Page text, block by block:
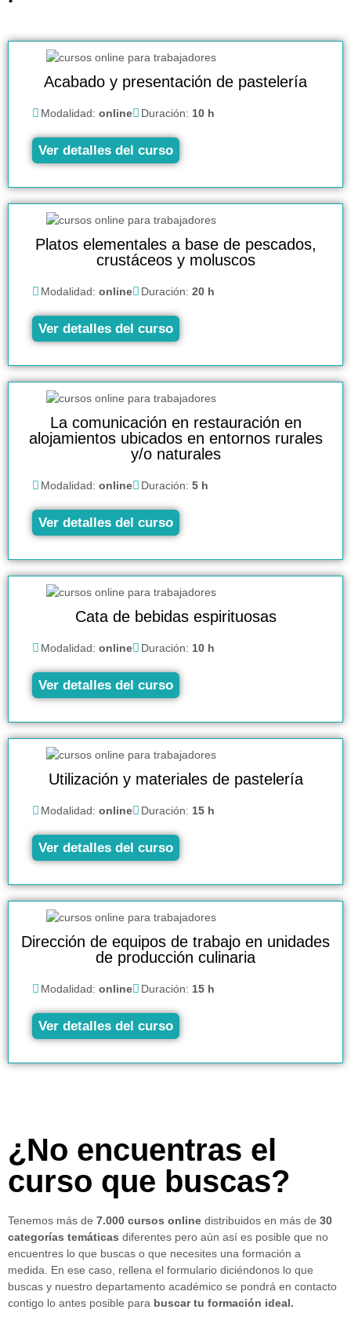
Acabado y presentación de pastelería
Modalidad: online Duración: 10 h
Ver detalles del curso
Platos elementales a base de pescados,
crustáceos y moluscos
Modalidad: online Duración: 20 h
Ver detalles del curso
La comunicación en restauración en
alojamientos ubicados en entornos rurales
y/o naturales
Modalidad: online Duración: 5 h
Ver detalles del curso
Cata de bebidas espirituosas
Modalidad: online Duración: 10 h
Ver detalles del curso
Utilización y materiales de pastelería
Modalidad: online Duración: 15 h
Ver detalles del curso
Dirección de equipos de trabajo en unidades
de producción culinaria
Modalidad: online Duración: 15 h
Ver detalles del curso
¿No encuentras el
curso que buscas?
Tenemos más de 7.000 cursos online distribuidos en más de 30
categorías temáticas diferentes pero aún así es posible que no
encuentres lo que buscas o que necesites una formación a
medida. En ese caso, rellena el formulario diciéndonos lo que
buscas y nuestro departamento académico se pondrá en contacto
contigo lo antes posible para buscar tu formación ideal.